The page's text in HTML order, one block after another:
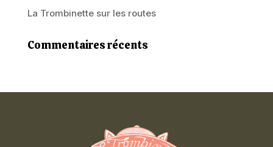
La Trombinette sur les routes
Commentaires récents